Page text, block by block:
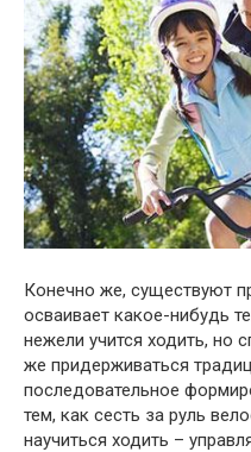
Конечно же, существуют
осваивает какое-нибудь
нежели учится ходить, но
же придерживаться
последовательное
тем, как сесть за руль
научиться ходить –